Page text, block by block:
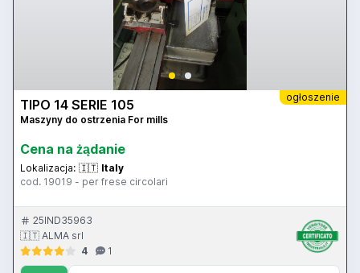
ogłoszenie
TIPO 14 SERIE 105
Maszyny do ostrzenia For mills
Cena na żądanie
Lokalizacja: 🇮🇹 Italy
cod. 19019 - per frese circolari
25IND35963
🇮🇹 ALMA srl
4
1